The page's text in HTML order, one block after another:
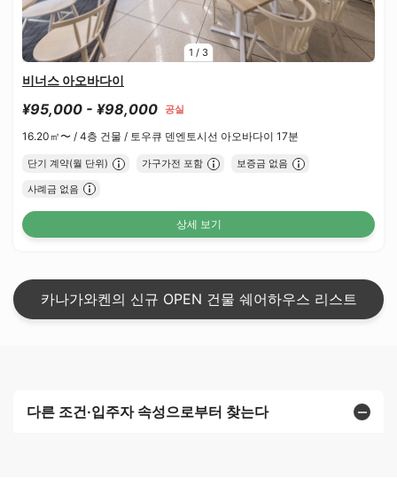
1 / 3
비너스 아오바다이
¥95,000 - ¥98,000 공실
16.20㎡〜 / 4층 건물 / 토우큐 덴엔토시선 아오바다이 17분
단기 계약(월 단위) 가구가전 포함 보증금 없음
사례금 없음
상세 보기
카나가와켄의 신규 OPEN 건물 쉐어하우스 리스트
다른 조건·입주자 속성으로부터 찾는다